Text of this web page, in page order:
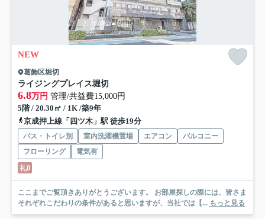
NEW
葛飾区堀切
ライジングプレイス堀切
6.8万円 管理/共益費15,000円
5階 / 20.30㎡ / 1K /築9年
京成押上線「四ツ木」駅 徒歩19分
バス・トイレ別 室内洗濯機置場 エアコン
バルコニー
フローリング
電気有
礼0
ここまでご覧頂きありがとうございます。 お部屋探しの際には、皆さま
それぞれこだわりの条件があると思いますが、当社では【... もっと見る